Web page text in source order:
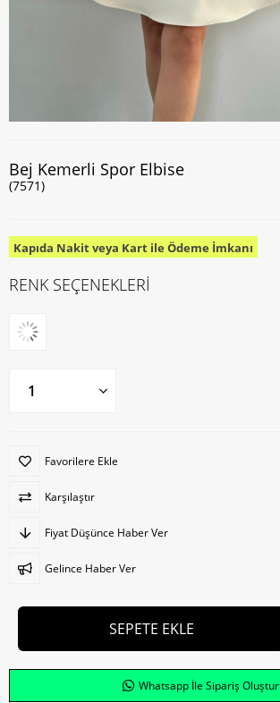
Bej Kemerli Spor Elbise
(7571)
Kapıda Nakit veya Kart ile Ödeme İmkanı
RENK SEÇENEKLERİ
Favorilere Ekle
Karşılaştır
Fiyat Düşünce Haber Ver
Gelince Haber Ver
Whatsapp İle Sipariş Oluştur